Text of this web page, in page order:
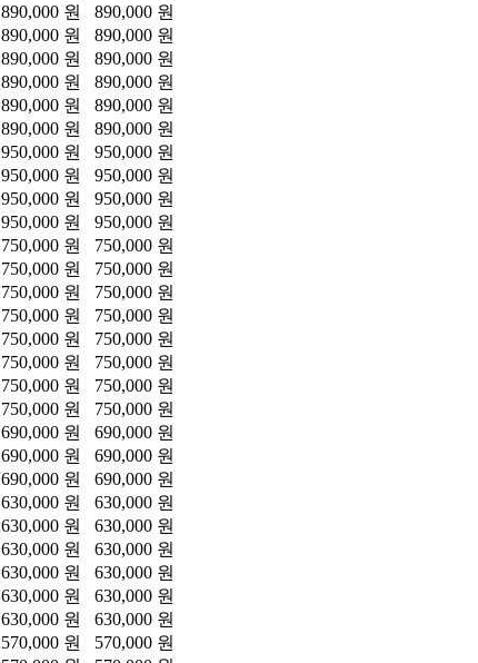
890,000 원
890,000 원
890,000 원
890,000 원
890,000 원
890,000 원
890,000 원
890,000 원
890,000 원
890,000 원
890,000 원 890,000 원
950,000 원
950,000 원
950,000 원
950,000 원
950,000 원
950,000 원
950,000 원 950,000 원
750,000 원
750,000 원
750,000 원
750,000 원
750,000 원
750,000 원
750,000 원
750,000 원
750,000 원
750,000 원
750,000 원
750,000 원
750,000 원
750,000 원
750,000 원 750,000 원
690,000 원
690,000 원
690,000 원
690,000 원
690,000 원 690,000 원
630,000 원
630,000 원
630,000 원
630,000 원
630,000 원
630,000 원
630,000 원
630,000 원
630,000 원
630,000 원
630,000 원
630,000 원
570,000 원
570,000 원